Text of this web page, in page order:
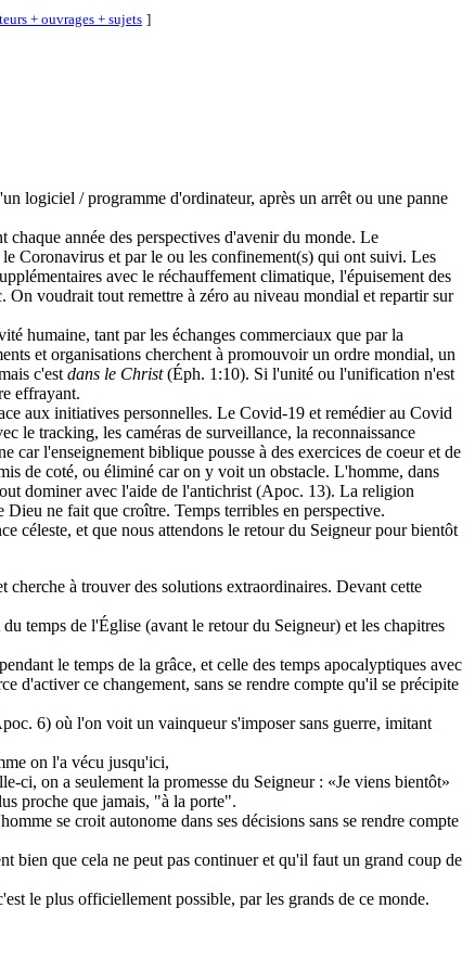
+ ouvrages + sujets ]
logiciel / programme d'ordinateur, après un arrêt ou une panne
année des perspectives d'avenir du monde. Le
Coronavirus et par le ou les confinement(s) qui ont suivi. Les
avec le réchauffement climatique, l'épuisement des
voudrait tout remettre à zéro au niveau mondial et repartir sur
humaine, tant par les échanges commerciaux que par la
et organisations cherchent à promouvoir un ordre mondial, un
c'est dans le Christ(Éph. 1:10). Si l'unité ou l'unification n'est
effrayant.
aux initiatives personnelles. Le Covid-19 et remédier au Covid
le tracking, les caméras de surveillance, la reconnaissance
car l'enseignement biblique pousse à des exercices de coeur et de
de coté, ou éliminé car on y voit un obstacle. L'homme, dans
dominer avec l'aide de l'antichrist (Apoc. 13). La religion
ne fait que croître. Temps terribles en perspective.
céleste, et que nous attendons le retour du Seigneur pour bientôt
à trouver des solutions extraordinaires. Devant cette
temps de l'Église (avant le retour du Seigneur) et les chapitres
le temps de la grâce, et celle des temps apocalyptiques avec
d'activer ce changement, sans se rendre compte qu'il se précipite
6) où l'on voit un vainqueur s'imposer sans guerre, imitant
on l'a vécu jusqu'ici,
ci, on a seulement la promesse du Seigneur : «Je viens bientôt»
proche que jamais, "à la porte".
se croit autonome dans ses décisions sans se rendre compte
que cela ne peut pas continuer et qu'il faut un grand coup de
le plus officiellement possible, par les grands de ce monde.